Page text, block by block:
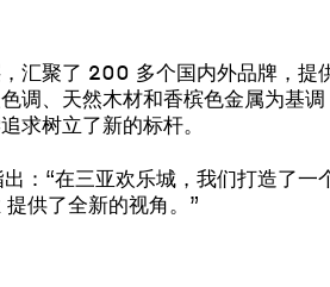
汇聚了 200 多个国内外品牌，提
调、天然木材和香槟色金属为基
求树立了新的标杆。
出：“在三亚欢乐城，我们打造了
供了全新的视角。”